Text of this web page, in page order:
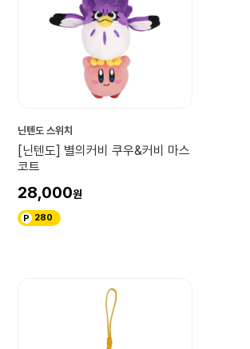
닌텐도 스위치
[닌텐도] 별의커비 쿠우&커비 마스
코트
28,000
280